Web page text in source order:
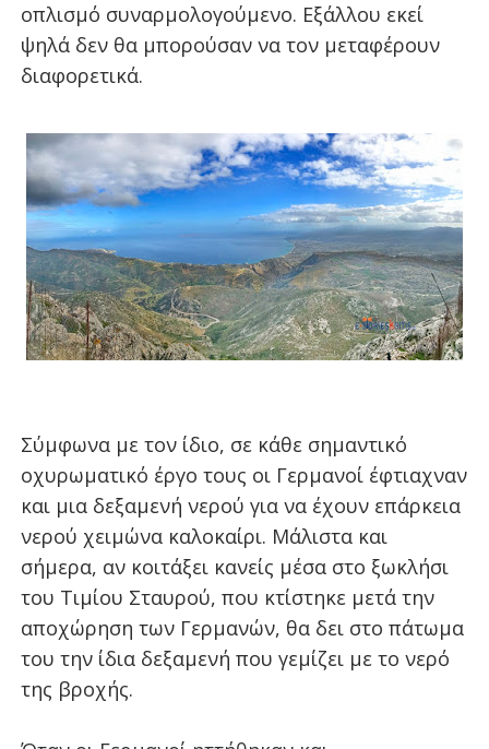
οπλισμό συναρμολογούμενο. Εξάλλου εκεί
ψηλά δεν θα μπορούσαν να τον μεταφέρουν
διαφορετικά.
Σύμφωνα με τον ίδιο, σε κάθε σημαντικό
οχυρωματικό έργο τους οι Γερμανοί έφτιαχναν
και μια δεξαμενή νερού για να έχουν επάρκεια
νερού χειμώνα καλοκαίρι. Μάλιστα και
σήμερα, αν κοιτάξει κανείς μέσα στο ξωκλήσι
του Τιμίου Σταυρού, που κτίστηκε μετά την
αποχώρηση των Γερμανών, θα δει στο πάτωμα
του την ίδια δεξαμενή που γεμίζει με το νερό
της βροχής.